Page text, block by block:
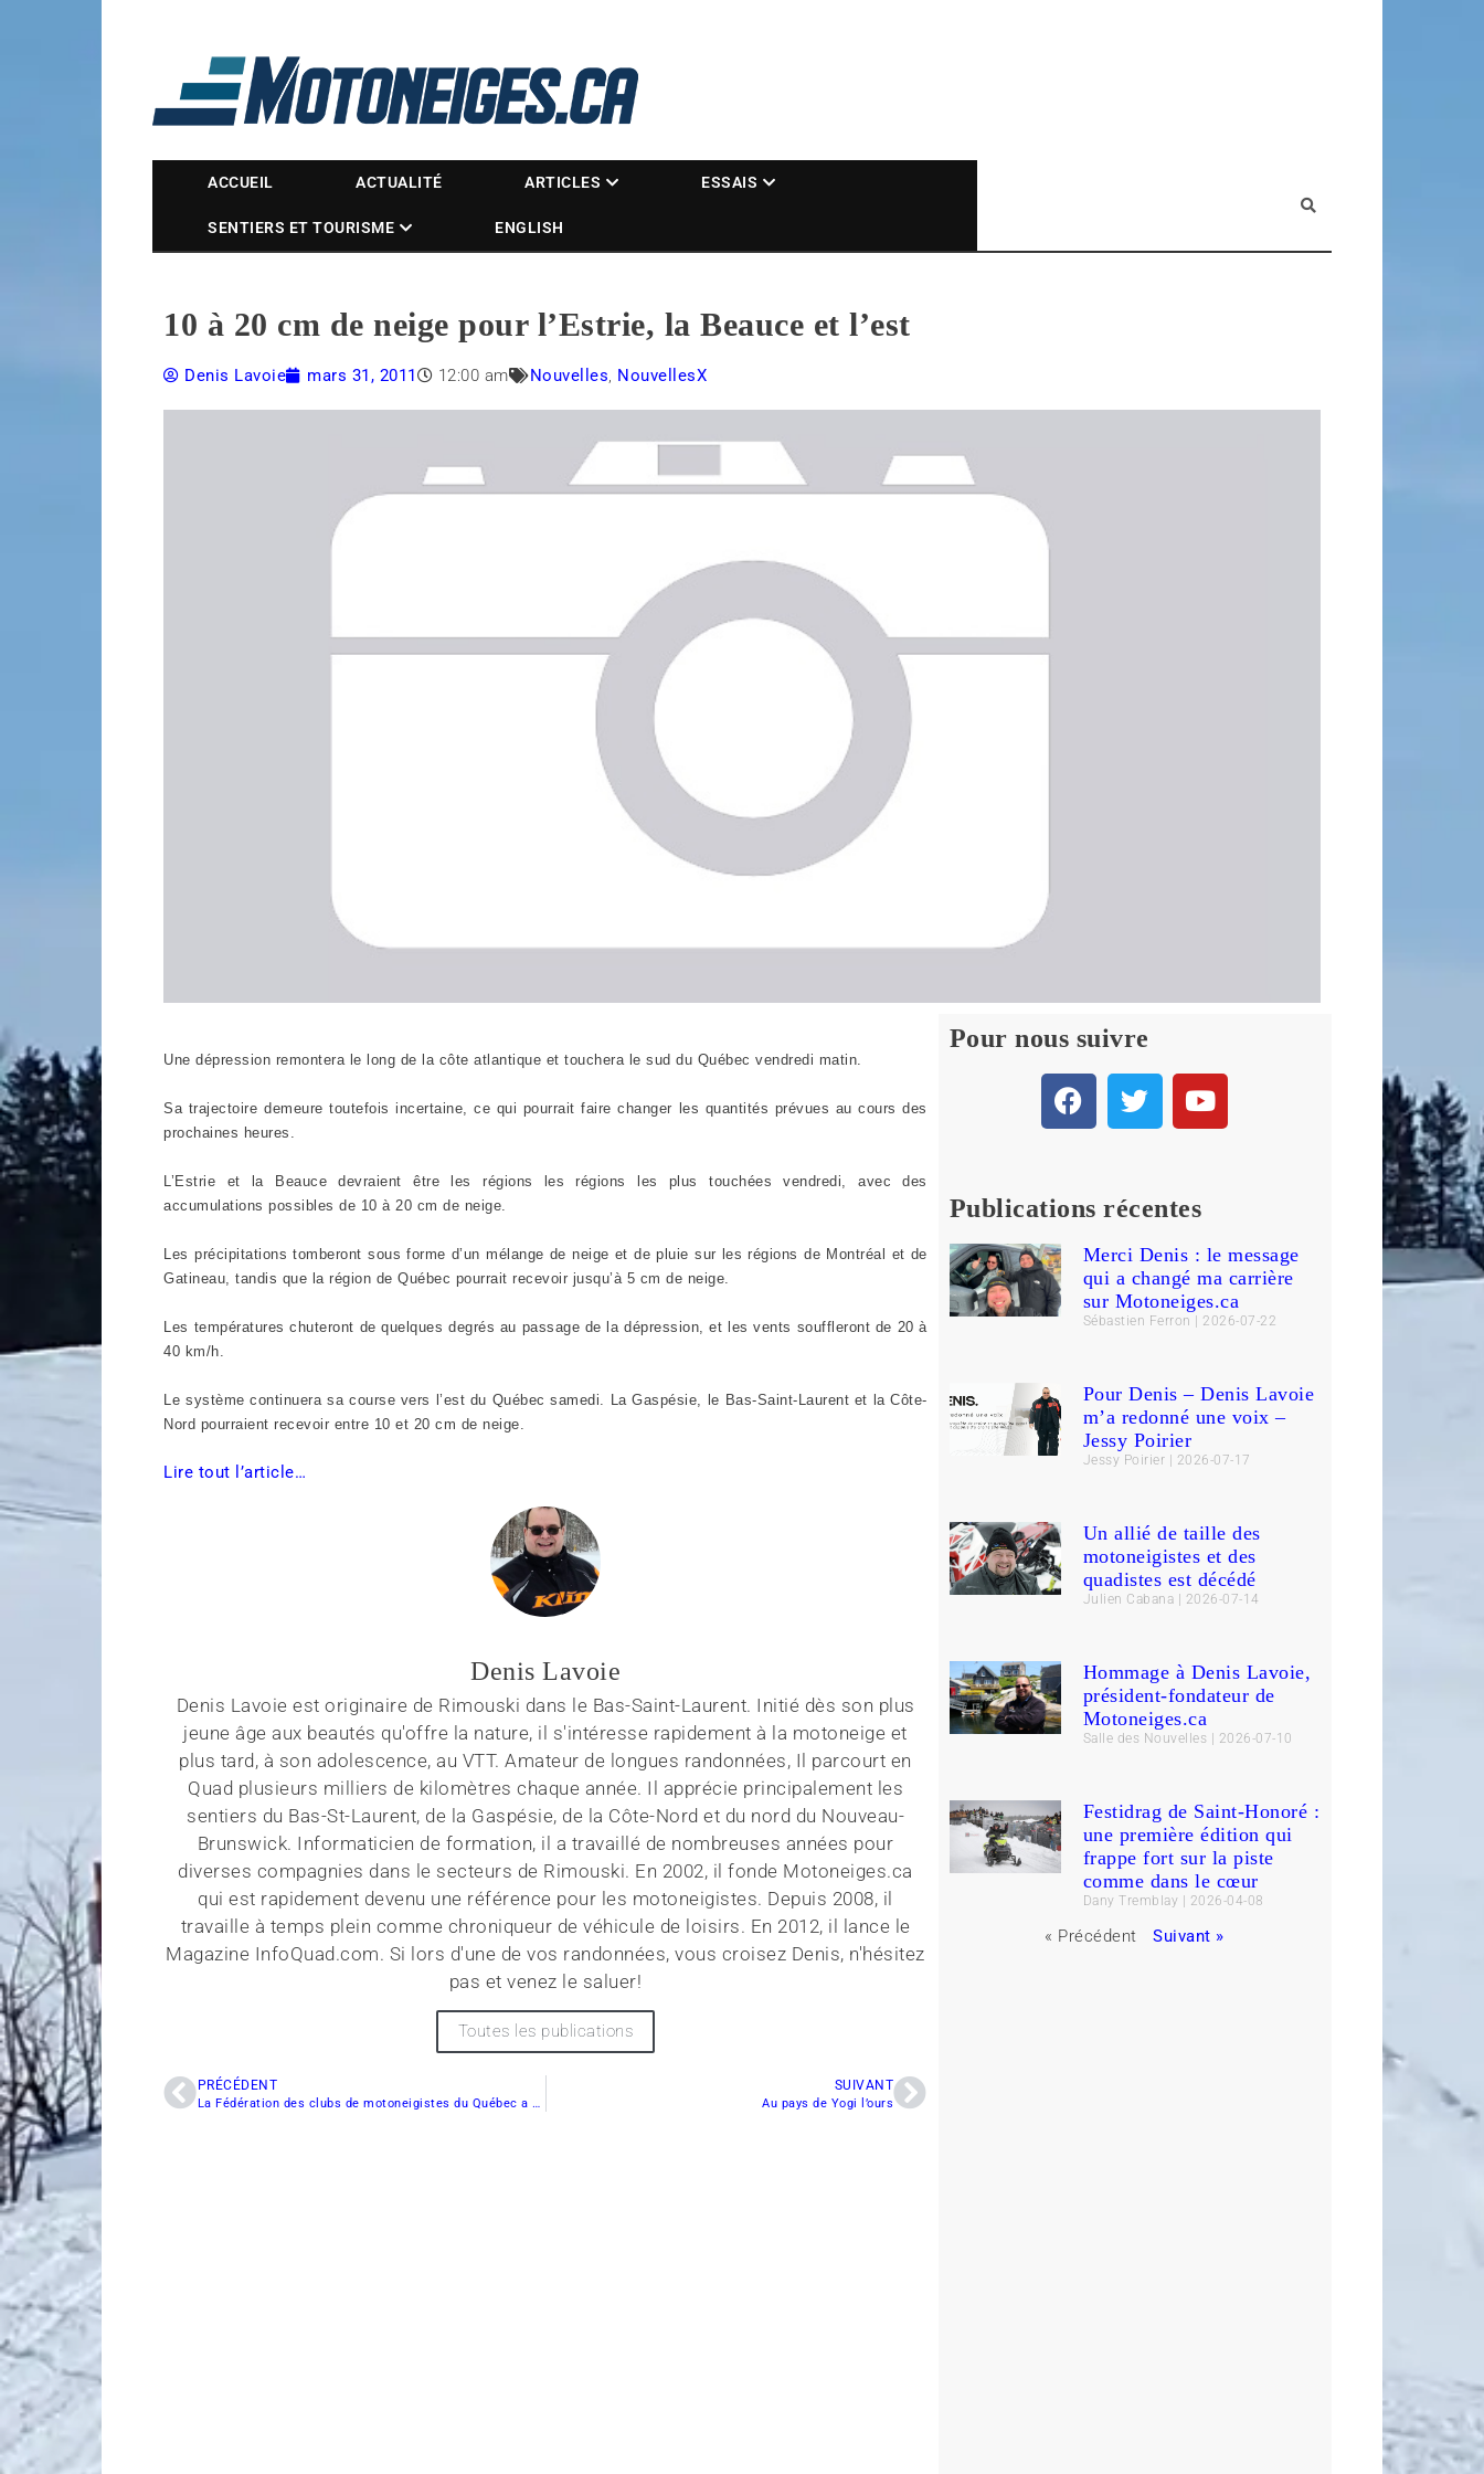
Magazine Motoneiges.ca
ACCUEIL ACTUALITÉ ARTICLES ESSAIS
SENTIERS ET TOURISME ENGLISH
10 à 20 cm de neige pour l’Estrie, la Beauce et l’est
Denis Lavoie mars 31, 2011 12:00 am Nouvelles, NouvellesX
Une dépression remontera le long de la côte atlantique et touchera le sud du Québec vendredi matin.
Sa trajectoire demeure toutefois incertaine, ce qui pourrait faire changer les quantités prévues au cours des
prochaines heures.
L’Estrie et la Beauce devraient être les régions les régions les plus touchées vendredi, avec des
accumulations possibles de 10 à 20 cm de neige.
Les précipitations tomberont sous forme d’un mélange de neige et de pluie sur les régions de Montréal et de
Gatineau, tandis que la région de Québec pourrait recevoir jusqu’à 5 cm de neige.
Les températures chuteront de quelques degrés au passage de la dépression, et les vents souffleront de 20 à
40 km/h.
Le système continuera sa course vers l’est du Québec samedi. La Gaspésie, le Bas-Saint-Laurent et la Côte-
Nord pourraient recevoir entre 10 et 20 cm de neige.
Lire tout l’article…
Denis Lavoie
Denis Lavoie est originaire de Rimouski dans le Bas-Saint-Laurent. Initié dès son plus
jeune âge aux beautés qu'offre la nature, il s'intéresse rapidement à la motoneige et
plus tard, à son adolescence, au VTT. Amateur de longues randonnées, Il parcourt en
Quad plusieurs milliers de kilomètres chaque année. Il apprécie principalement les
sentiers du Bas-St-Laurent, de la Gaspésie, de la Côte-Nord et du nord du Nouveau-
Brunswick. Informaticien de formation, il a travaillé de nombreuses années pour
diverses compagnies dans le secteurs de Rimouski. En 2002, il fonde Motoneiges.ca
qui est rapidement devenu une référence pour les motoneigistes. Depuis 2008, il
travaille à temps plein comme chroniqueur de véhicule de loisirs. En 2012, il lance le
Magazine InfoQuad.com. Si lors d'une de vos randonnées, vous croisez Denis, n'hésitez
pas et venez le saluer!
Toutes les publications
PRÉCÉDENT
La Fédération des clubs de motoneigistes du Québec a besoins de deux géomaticiens
SUIVANT
Au pays de Yogi l’ours
Pour nous suivre
Publications récentes
Merci Denis : le message
qui a changé ma carrière
sur Motoneiges.ca
Sébastien Ferron 2026-07-22
Pour Denis – Denis Lavoie
m’a redonné une voix –
Jessy Poirier
Jessy Poirier 2026-07-17
Un allié de taille des
motoneigistes et des
quadistes est décédé
Julien Cabana 2026-07-14
Hommage à Denis Lavoie,
président-fondateur de
Motoneiges.ca
Salle des Nouvelles 2026-07-10
Festidrag de Saint-Honoré :
une première édition qui
frappe fort sur la piste
comme dans le cœur
Dany Tremblay 2026-04-08
« Précédent Suivant »